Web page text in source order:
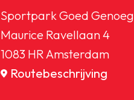
Sportpark Goed Genoeg
Maurice Ravellaan 4
1083 HR Amsterdam
Routebeschrijving